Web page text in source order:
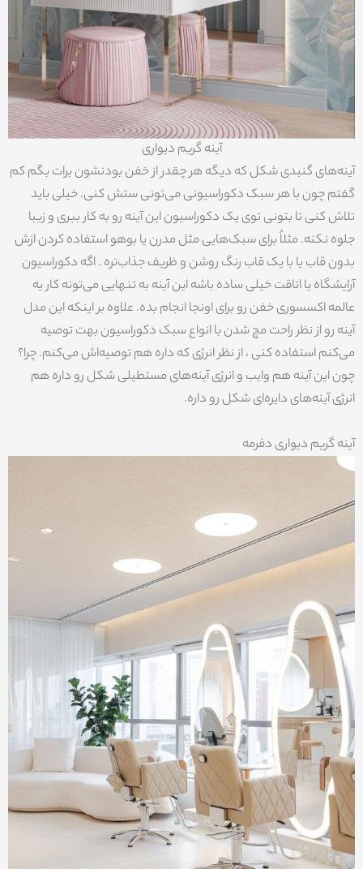
آینه گریم دیواری
آینه‌های گنبدی شکل که دیگه هر چقدر از خفن بودنشون برات بگم کم
گفتم چون با هر سبک دکوراسیونی می‌تونی ستش کنی. خیلی باید
تلاش کنی تا بتونی توی یک دکوراسیون این آینه رو به کار ببری و زیبا
جلوه نکنه. مثلاً برای سبک‌هایی مثل مدرن یا بوهو استفاده کردن ازش
بدون قاب یا با یک قاب رنگ روشن و ظریف جذاب‌تره . اگه دکوراسیون
آرایشگاه یا اتاقت خیلی ساده باشه این آینه به تنهایی می‌تونه کار یه
عالمه اکسسوری خفن رو برای اونجا انجام بده. علاوه بر اینکه این مدل
آینه رو از نظر راحت مچ شدن با انواع سبک دکوراسیون بهت توصیه
می‌کنم استفاده کنی ، از نظر انرژی که داره هم توصیه‌اش می‌کنم. چرا؟
چون این آینه هم وایب و انرژی آینه‌های مستطیلی شکل رو داره هم
انرژی آینه‌های دایره‌ای شکل رو داره.
آینه گریم دیواری دفرمه